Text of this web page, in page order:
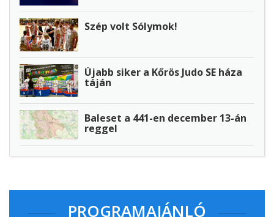
Szép volt Sólymok!
Újabb siker a Kőrös Judo SE háza
táján
Baleset a 441-en december 13-án
reggel
PROGRAMAJÁNLÓ